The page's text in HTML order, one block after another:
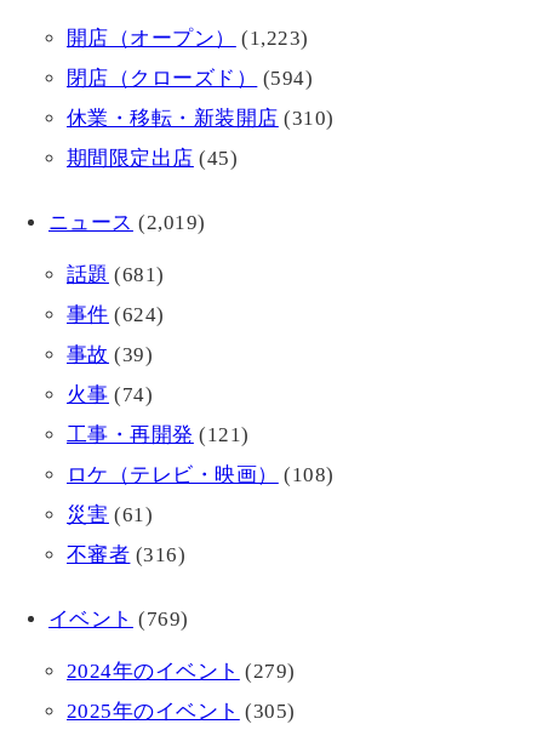
開店（オープン）
(1,223)
閉店（クローズド）
(594)
休業・移転・新装開店 (310)
期間限定出店 (45)
ニュース (2,019)
話題 (681)
事件 (624)
事故 (39)
火事 (74)
工事・再開発 (121)
ロケ（テレビ・映画）
(108)
災害 (61)
不審者 (316)
イベント (769)
2024年のイベント (279)
2025年のイベント (305)